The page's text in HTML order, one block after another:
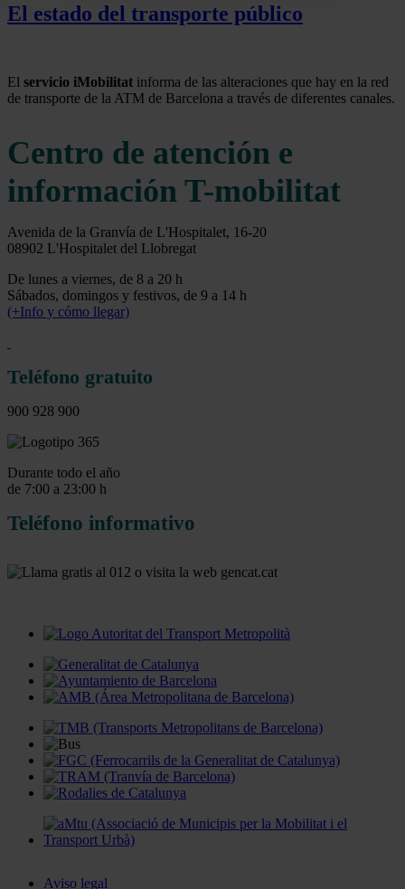
El estado del transporte público
El servicio iMobilitat informa de las alteraciones que hay en la red
de transporte de la ATM de Barcelona a través de diferentes canales.
Centro de atención e
información T-mobilitat
Avenida de la Granvía de L'Hospitalet, 16-20
08902 L'Hospitalet del Llobregat
De lunes a viernes, de 8 a 20 h
Sábados, domingos y festivos, de 9 a 14 h
(+Info y cómo llegar)
Teléfono gratuito
900 928 900
Durante todo el año
de 7:00 a 23:00 h
Teléfono informativo
Aviso legal